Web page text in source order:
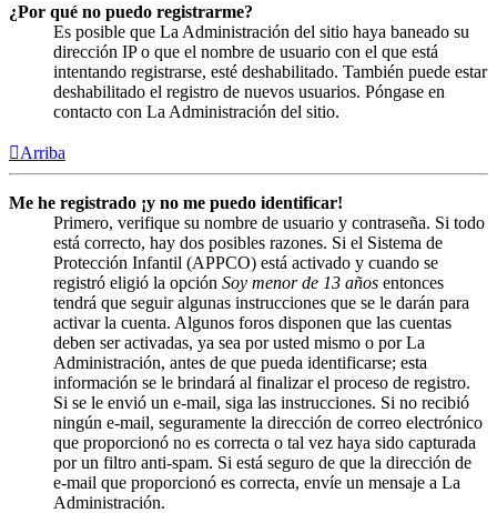
¿Por qué no puedo registrarme?
Es posible que La Administración del sitio haya baneado su
dirección IP o que el nombre de usuario con el que está
intentando registrarse, esté deshabilitado. También puede estar
deshabilitado el registro de nuevos usuarios. Póngase en
contacto con La Administración del sitio.
Arriba
Me he registrado ¡y no me puedo identificar!
Primero, verifique su nombre de usuario y contraseña. Si todo
está correcto, hay dos posibles razones. Si el Sistema de
Protección Infantil (APPCO) está activado y cuando se
registró eligió la opción Soy menor de 13 años entonces
tendrá que seguir algunas instrucciones que se le darán para
activar la cuenta. Algunos foros disponen que las cuentas
deben ser activadas, ya sea por usted mismo o por La
Administración, antes de que pueda identificarse; esta
información se le brindará al finalizar el proceso de registro.
Si se le envió un e-mail, siga las instrucciones. Si no recibió
ningún e-mail, seguramente la dirección de correo electrónico
que proporcionó no es correcta o tal vez haya sido capturada
por un filtro anti-spam. Si está seguro de que la dirección de
e-mail que proporcionó es correcta, envíe un mensaje a La
Administración.